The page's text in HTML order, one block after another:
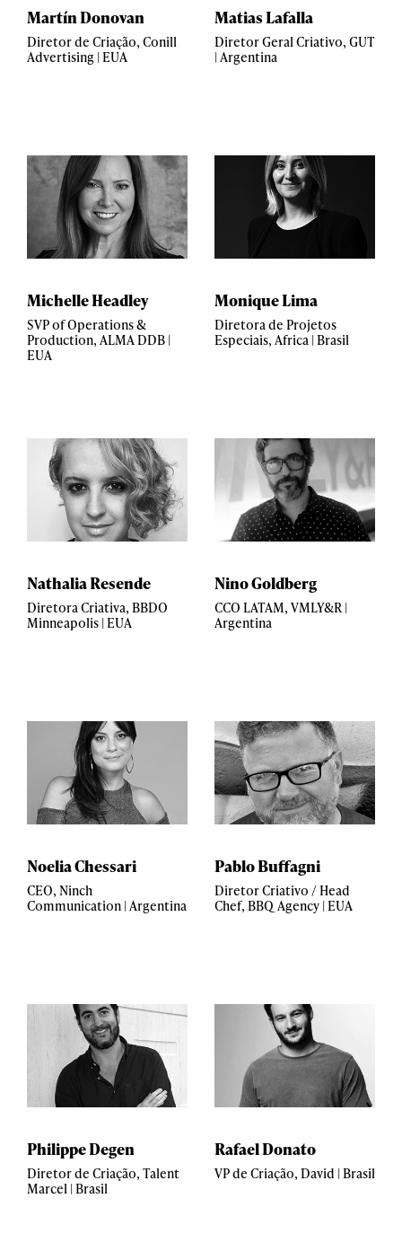
Martín Donovan
Diretor de Criação, Conill
Advertising | EUA
Matias Lafalla
Diretor Geral Criativo, GUT
| Argentina
Michelle Headley
SVP of Operations &
Production, ALMA DDB |
EUA
Monique Lima
Diretora de Projetos
Especiais, Africa | Brasil
Nathalia Resende
Diretora Criativa, BBDO
Minneapolis | EUA
Nino Goldberg
CCO LATAM, VMLY&R |
Argentina
Noelia Chessari
CEO, Ninch
Communication | Argentina
Pablo Buffagni
Diretor Criativo / Head
Chef, BBQ Agency | EUA
Philippe Degen
Diretor de Criação, Talent
Marcel | Brasil
Rafael Donato
VP de Criação, David | Brasil